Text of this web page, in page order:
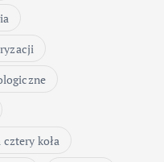
cztery koła